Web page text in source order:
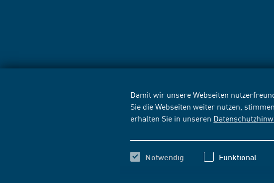
Damit wir unsere Webseiten
Sie die Webseiten weiter nutzen,
erhalten Sie in unseren
Notwendig Funktional